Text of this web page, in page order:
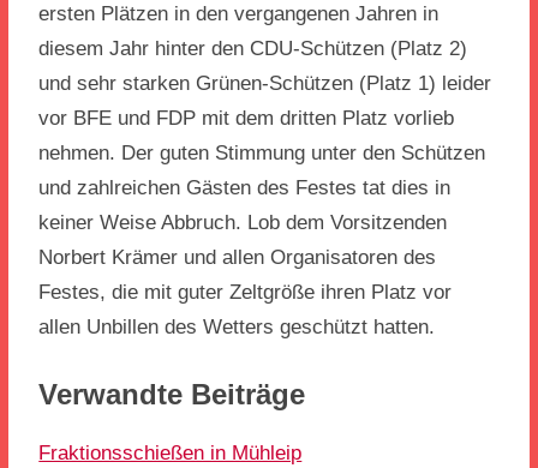
ersten Plätzen in den vergangenen Jahren in
diesem Jahr hinter den CDU-Schützen (Platz 2)
und sehr starken Grünen-Schützen (Platz 1) leider
vor BFE und FDP mit dem dritten Platz vorlieb
nehmen. Der guten Stimmung unter den Schützen
und zahlreichen Gästen des Festes tat dies in
keiner Weise Abbruch. Lob dem Vorsitzenden
Norbert Krämer und allen Organisatoren des
Festes, die mit guter Zeltgröße ihren Platz vor
allen Unbillen des Wetters geschützt hatten.
Verwandte Beiträge
Fraktionsschießen in Mühleip